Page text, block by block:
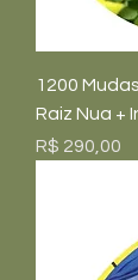
1200
Raiz Nua +
Preço
R$ 290,00